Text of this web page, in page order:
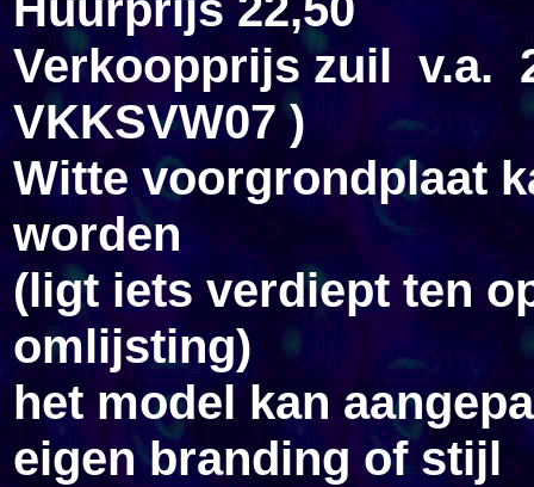
Verkoopprijs zuil v.a.
VKKSVW07 )
Witte voorgrondplaat
worden
(ligt iets verdiept ten
omlijsting)
het model kan
eigen branding of stijl